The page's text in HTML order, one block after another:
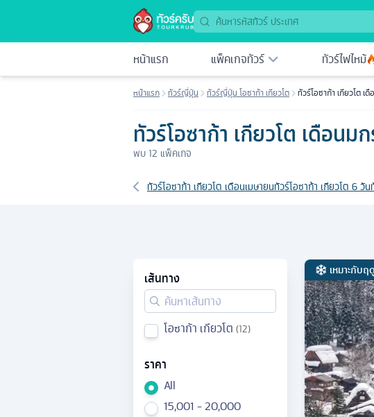
หน้าแรก แพ็คเกจทัวร์ ทัวร์ไฟไหม้
หน้าแรก ทัวร์ญี่ปุ่น ทัวร์ญี่ปุ่น โอซาก้า เกียวโต ทัวร์โอซาก้า เกียวโต เ
ทัวร์โอซาก้า เกียวโต เดือนม
พบ12 แพ็คเกจ
เส้นทางที่เกี่ยวข้อง
ทัวร์โอซาก้า เกียวโต เดือนเมษายนทัวร์โอซาก้า เกียวโต 6 วัน
เส้นทาง
โอซาก้า เกียวโต 12
ราคา
All
15,001 - 20,000
เหมาะกับฤ